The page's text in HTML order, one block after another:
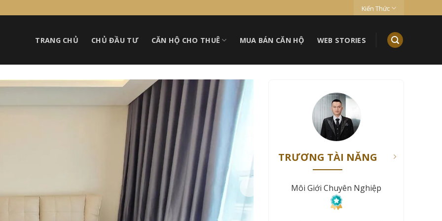
Kiến Thức
TRANG CHỦ CHỦ ĐẦU TƯ CĂN HỘ CHO THUÊ MUA BÁN CĂN HỘ WEB STORIES
TRƯƠNG TÀI NĂNG
Môi Giới Chuyên Nghiệp